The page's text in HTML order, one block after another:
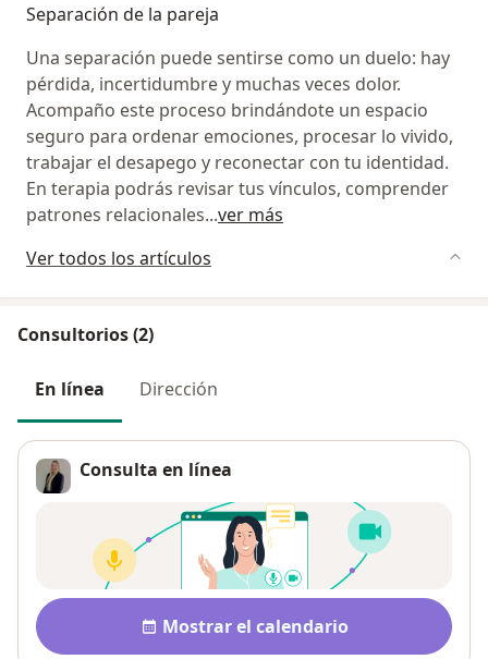
Separación de la pareja
Una separación puede sentirse como un duelo: hay
pérdida, incertidumbre y muchas veces dolor.
Acompaño este proceso brindándote un espacio
seguro para ordenar emociones, procesar lo vivido,
trabajar el desapego y reconectar con tu identidad.
En terapia podrás revisar tus vínculos, comprender
patrones relacionales...ver más
Ver todos los artículos
Consultorios (2)
En línea Dirección
Consulta en línea
Disponibilidad
Mostrar el calendario